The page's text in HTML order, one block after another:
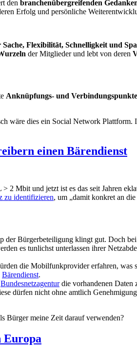
den branchenübergreifenden
Erfolg und persönliche
Flexibilität, Schnelligkeit und
der Mitglieder und lebt von deren
Anknüpfungs- und Verbindungspunkte
wäre dies ein Social Network
einen Bärendienst
2 Mbit und jetzt ist es das seit Jahren
zu identifizieren, um „damit konkret an
Bürgerbeteiligung klingt gut. Doch
es tunlichst unterlassen ihrer
die Mobilfunkprovider erfahren,
Bärendienst.
Bundesnetzagenturdie vorhandenen Daten
dürfen nicht ohne amtlich
Bürger meine Zeit darauf verwenden?
Europa